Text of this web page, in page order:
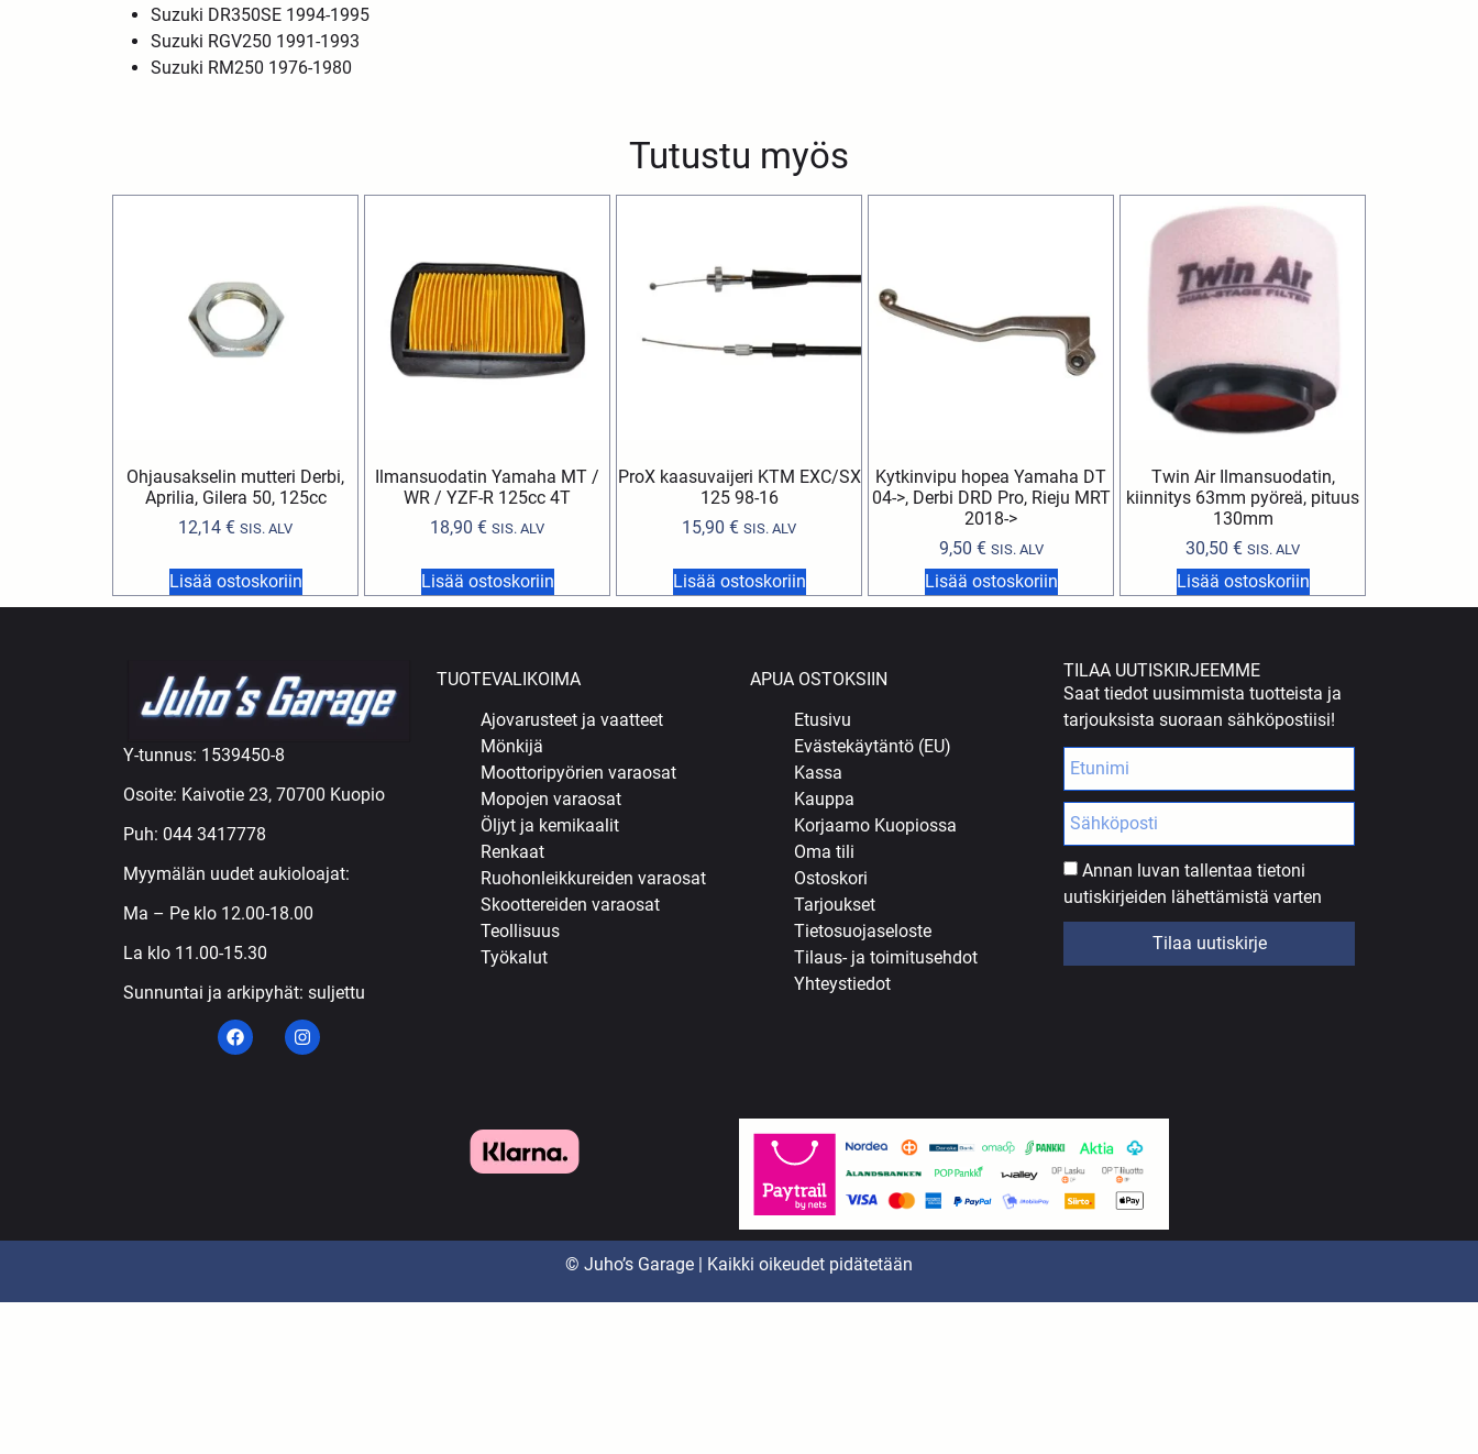
Suzuki DR350SE 1994-1995
Suzuki RGV250 1991-1993
Suzuki RM250 1976-1980
Tutustu myös
Ohjausakselin mutteri Derbi,
Aprilia, Gilera 50, 125cc
12,14 € SIS. ALV
Lisää ostoskoriin
Ilmansuodatin Yamaha MT /
WR / YZF-R 125cc 4T
18,90 € SIS. ALV
Lisää ostoskoriin
ProX kaasuvaijeri KTM EXC/SX
125 98-16
15,90 € SIS. ALV
Lisää ostoskoriin
Kytkinvipu hopea Yamaha DT
04->, Derbi DRD Pro, Rieju MRT
2018->
9,50 € SIS. ALV
Lisää ostoskoriin
Twin Air Ilmansuodatin,
kiinnitys 63mm pyöreä, pituus
130mm
30,50 € SIS. ALV
Lisää ostoskoriin
Y-tunnus: 1539450-8
Osoite: Kaivotie 23, 70700 Kuopio
Puh: 044 3417778
Myymälän uudet aukioloajat:
Ma – Pe klo 12.00-18.00
La klo 11.00-15.30
Sunnuntai ja arkipyhät: suljettu
TUOTEVALIKOIMA
Ajovarusteet ja vaatteet
Mönkijä
Moottoripyörien varaosat
Mopojen varaosat
Öljyt ja kemikaalit
Renkaat
Ruohonleikkureiden varaosat
Skoottereiden varaosat
Teollisuus
Työkalut
APUA OSTOKSIIN
Etusivu
Evästekäytäntö (EU)
Kassa
Kauppa
Korjaamo Kuopiossa
Oma tili
Ostoskori
Tarjoukset
Tietosuojaseloste
Tilaus- ja toimitusehdot
Yhteystiedot
TILAA UUTISKIRJEEMME
Saat tiedot uusimmista tuotteista ja
tarjouksista suoraan sähköpostiisi!
Annan luvan tallentaa tietoni
uutiskirjeiden lähettämistä varten
Tilaa uutiskirje
© Juho’s Garage | Kaikki oikeudet pidätetään